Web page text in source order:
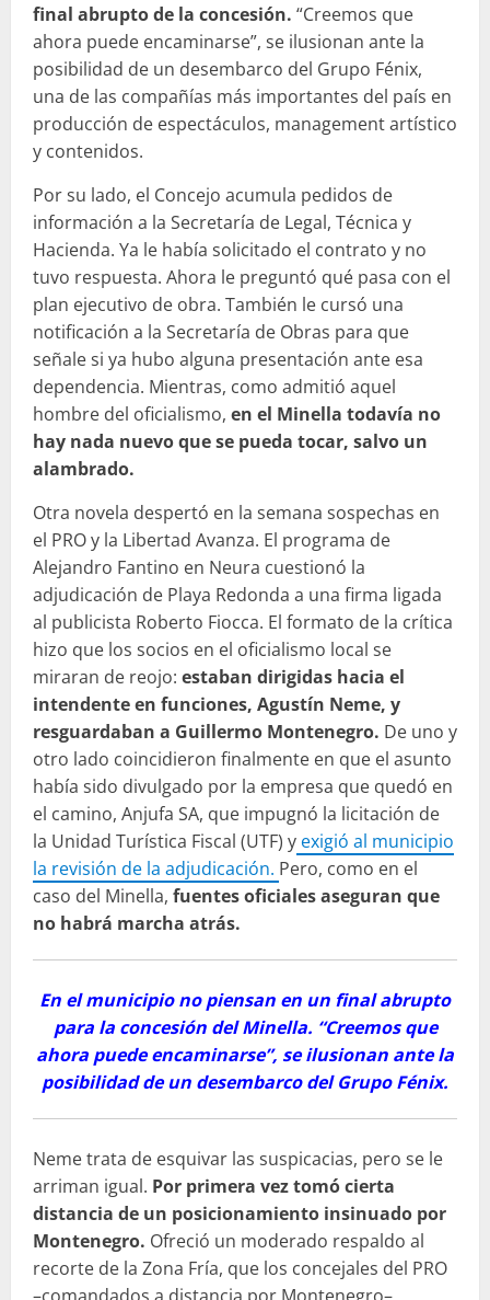
final abrupto de la concesión. “Creemos que
ahora puede encaminarse”, se ilusionan ante la
posibilidad de un desembarco del Grupo Fénix,
una de las compañías más importantes del país en
producción de espectáculos, management artístico
y contenidos.
Por su lado, el Concejo acumula pedidos de
información a la Secretaría de Legal, Técnica y
Hacienda. Ya le había solicitado el contrato y no
tuvo respuesta. Ahora le preguntó qué pasa con el
plan ejecutivo de obra. También le cursó una
notificación a la Secretaría de Obras para que
señale si ya hubo alguna presentación ante esa
dependencia. Mientras, como admitió aquel
hombre del oficialismo, en el Minella todavía no
hay nada nuevo que se pueda tocar, salvo un
alambrado.
Otra novela despertó en la semana sospechas en
el PRO y la Libertad Avanza. El programa de
Alejandro Fantino en Neura cuestionó la
adjudicación de Playa Redonda a una firma ligada
al publicista Roberto Fiocca. El formato de la crítica
hizo que los socios en el oficialismo local se
miraran de reojo: estaban dirigidas hacia el
intendente en funciones, Agustín Neme, y
resguardaban a Guillermo Montenegro. De uno y
otro lado coincidieron finalmente en que el asunto
había sido divulgado por la empresa que quedó en
el camino, Anjufa SA, que impugnó la licitación de
la Unidad Turística Fiscal (UTF) y exigió al municipio
la revisión de la adjudicación. Pero, como en el
caso del Minella, fuentes oficiales aseguran que
no habrá marcha atrás.
En el municipio no piensan en un final abrupto
para la concesión del Minella. “Creemos que
ahora puede encaminarse”, se ilusionan ante la
posibilidad de un desembarco del Grupo Fénix.
Neme trata de esquivar las suspicacias, pero se le
arriman igual. Por primera vez tomó cierta
distancia de un posicionamiento insinuado por
Montenegro. Ofreció un moderado respaldo al
recorte de la Zona Fría, que los concejales del PRO